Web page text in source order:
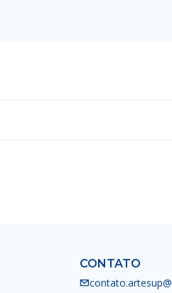
CONTATO